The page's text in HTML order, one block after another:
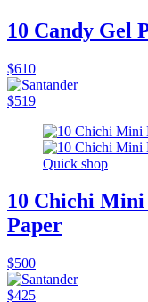
10 Candy Gel
$610
$519
Quick shop
10 Chichi
Paper
$500
$425